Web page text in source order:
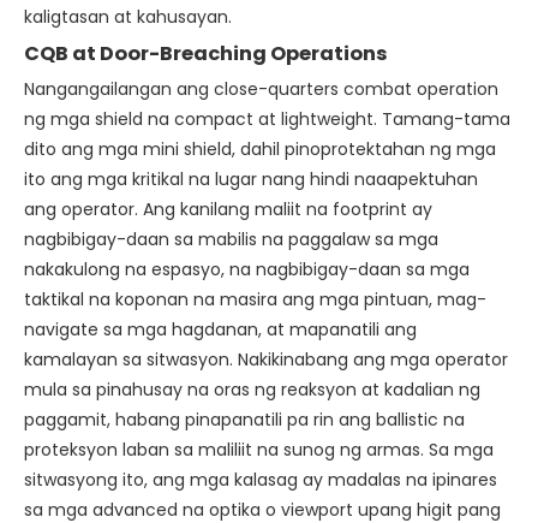
kaligtasan at kahusayan.
CQB at Door-Breaching Operations
Nangangailangan ang close-quarters combat operation
ng mga shield na compact at lightweight. Tamang-tama
dito ang mga mini shield, dahil pinoprotektahan ng mga
ito ang mga kritikal na lugar nang hindi naaapektuhan
ang operator. Ang kanilang maliit na footprint ay
nagbibigay-daan sa mabilis na paggalaw sa mga
nakakulong na espasyo, na nagbibigay-daan sa mga
taktikal na koponan na masira ang mga pintuan, mag-
navigate sa mga hagdanan, at mapanatili ang
kamalayan sa sitwasyon. Nakikinabang ang mga operator
mula sa pinahusay na oras ng reaksyon at kadalian ng
paggamit, habang pinapanatili pa rin ang ballistic na
proteksyon laban sa maliliit na sunog ng armas. Sa mga
sitwasyong ito, ang mga kalasag ay madalas na ipinares
sa mga advanced na optika o viewport upang higit pang